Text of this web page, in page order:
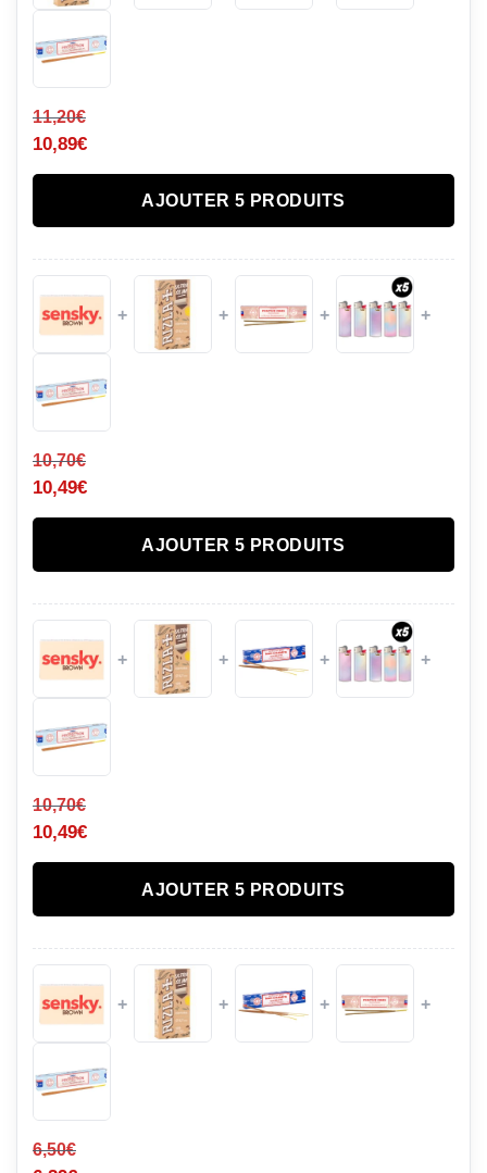
11,20€
10,89€
AJOUTER 5 PRODUITS
+ + + +
10,70€
10,49€
AJOUTER 5 PRODUITS
+ + + +
10,70€
10,49€
AJOUTER 5 PRODUITS
+ + + +
6,50€